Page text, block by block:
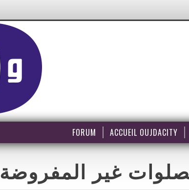
FORUM ACCUEIL OUJDACITY
غير المفروضة